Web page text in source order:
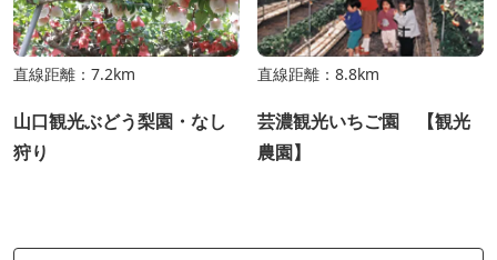
直線距離：7.2km
山口観光ぶどう梨園・なし
狩り
直線距離：8.8km
芸濃観光いちご園 【観光
農園】